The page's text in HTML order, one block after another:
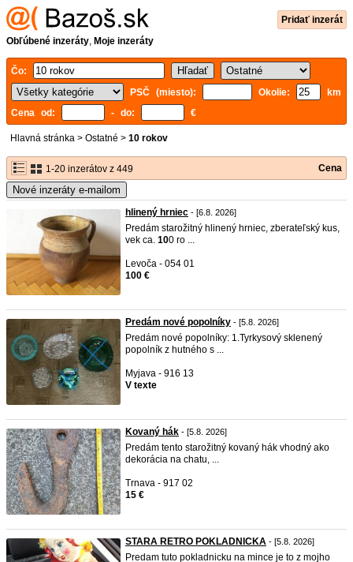
Pridať inzerát
Obľúbené inzeráty, Moje inzeráty
Čo:
PSČ (miesto):
Okolie:
km
Cena od:
- do: €
Hlavná stránka > Ostatné > 10 rokov
1-20 inzerátov z 449 Cena
Nové inzeráty e-mailom
hlinený hrniec - [6.8. 2026]
Predám starožitný hlinený hrniec, zberateľský kus,
vek ca. 100 ro ...
Levoča - 054 01
100 €
Predám nové popolníky - [5.8. 2026]
Predám nové popolníky: 1.Tyrkysový sklenený
popolník z hutného s ...
Myjava - 916 13
V texte
Kovaný hák - [5.8. 2026]
Predám tento starožitný kovaný hák vhodný ako
dekorácia na chatu, ...
Trnava - 917 02
15 €
STARA RETRO POKLADNICKA - [5.8. 2026]
Predam tuto pokladnicku na mince je to z mojho